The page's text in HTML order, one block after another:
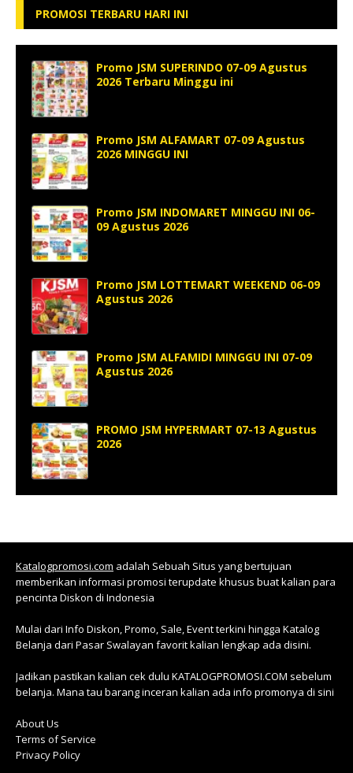
PROMOSI TERBARU HARI INI
Promo JSM SUPERINDO 07-09 Agustus
2026 Terbaru Minggu ini
Promo JSM ALFAMART 07-09 Agustus
2026 MINGGU INI
Promo JSM INDOMARET MINGGU INI 06-
09 Agustus 2026
Promo JSM LOTTEMART WEEKEND 06-09
Agustus 2026
Promo JSM ALFAMIDI MINGGU INI 07-09
Agustus 2026
PROMO JSM HYPERMART 07-13 Agustus
2026
Katalogpromosi.com adalah Sebuah Situs yang bertujuan
memberikan informasi promosi terupdate khusus buat kalian para
pencinta Diskon di Indonesia
Mulai dari Info Diskon, Promo, Sale, Event terkini hingga Katalog
Belanja dari Pasar Swalayan favorit kalian lengkap ada disini.
Jadikan pastikan kalian cek dulu KATALOGPROMOSI.COM sebelum
belanja. Mana tau barang inceran kalian ada info promonya di sini
About Us
Terms of Service
Privacy Policy